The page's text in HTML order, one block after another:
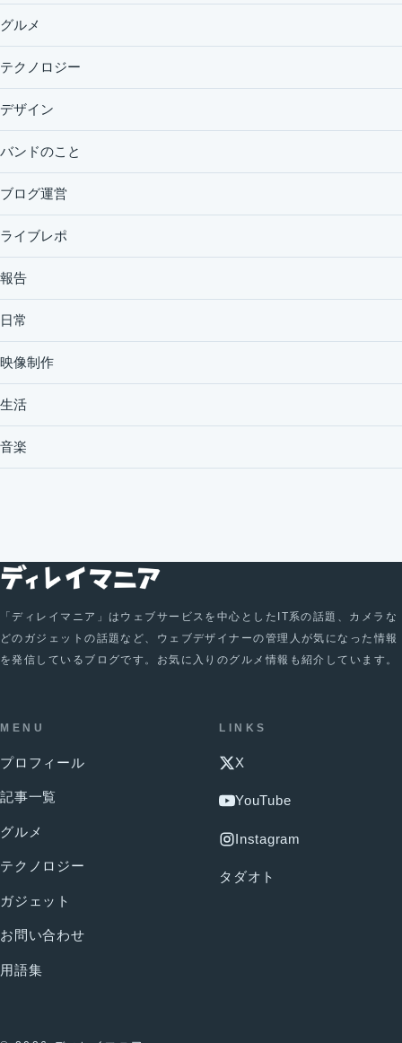
グルメ
テクノロジー
デザイン
バンドのこと
ブログ運営
ライブレポ
報告
日常
映像制作
生活
音楽
「ディレイマニア」はウェブサービスを中心としたIT系の話題、カメラな
どのガジェットの話題など、ウェブデザイナーの管理人が気になった情報
を発信しているブログです。お気に入りのグルメ情報も紹介しています。
MENU
プロフィール
記事一覧
グルメ
テクノロジー
ガジェット
お問い合わせ
用語集
LINKS
X
YouTube
Instagram
タダオト